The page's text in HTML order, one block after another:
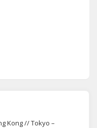
Kong // Tokyo –